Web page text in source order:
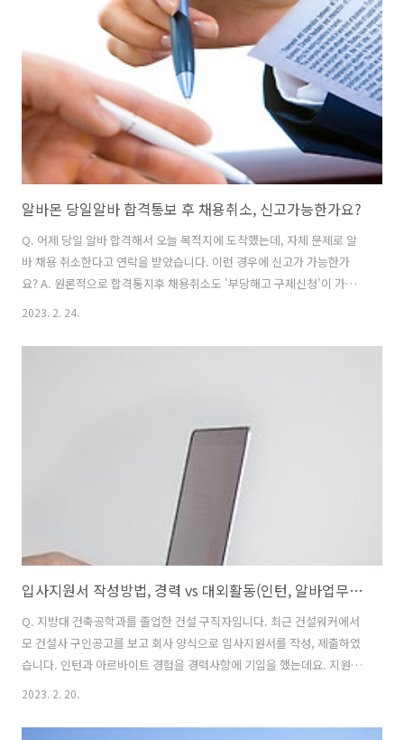
열람후 면접연락 언제 오나요? 취업합격·불합격 통보시기 이력서 열람
후 합격/불합격 통보 언제 오나요? Q. 이력서 열람 후 면접연락· 합격통
보 언제 오나요? (합... blog.naver.com
알바몬 당일알바 합격통보 후 채용취소, 신고가능한가요?
Q. 어제 당일 알바 합격해서 오늘 목적지에 도착했는데, 자체 문제로 알
바 채용 취소한다고 연락을 받았습니다. 이런 경우에 신고가 가능한가
요? A. 원론적으로 합격통지후 채용취소도 '부당해고 구제신청'이 가능
만, 구체적인 피해를 입증하기도 어렵습니다. 상황은 이해되나 대화내용
2023. 2. 24.
입사지원서 작성방법, 경력 vs 대외활동(인턴, 알바업무경험)
Q. 지방대 건축공학과를 졸업한 건설 구직자입니다. 최근 건설워커에서
모 건설사 구인공고를 보고 회사 양식으로 입사지원서를 작성, 제출하였
습니다. 인턴과 아르바이트 경험을 경력사항에 기입을 했는데요. 지원서
를 제출하고 보니 대외활동 칸에 '인턴 및 아르바이트' 항목이 따로 있는
해도 상관이 없을까요? 당락에 영향을 줄까봐 우려스럽습니다. A. 업무
2023. 2. 20.